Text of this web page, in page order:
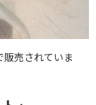
売されていま